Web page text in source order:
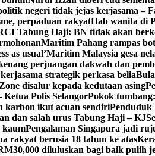
negeri tidak jejas kerjasama –
perpaduan rakyatHab wanita di
Tabung Haji: BN tidak akan
Maritim Pahang rampas
as usual’Maritim Malaysia gesa
perjuangan dakwah dan
strategik perkasa belia
disalur kepada kedutaan asing
Polis SelangorPokok
karbon ikut acuan sendiriPenduduk
dan salah urus Tabung Haji – KJ
kaumPengalaman Singapura jadi
rakyat berusia 18 tahun ke atas
diluluskan bagi baik pulih